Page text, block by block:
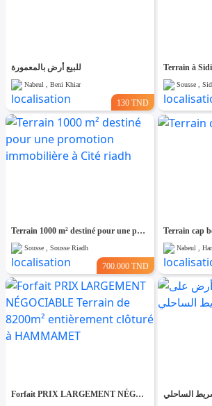
للبيع أرض بالمعمورة
Nabeul , Beni Khiar
130 TND
Sousse ,
Terrain 1000 m² destiné pour une promotion immobilière à Cité riadh
Sousse , Sousse Riadh
700.000 TND
Terrain cap
Nabeul ,
Forfait PRIX LARGEMENT NÉGOCIABLE Terrain de 8200m² entièrement clôturé à HAMMAMET